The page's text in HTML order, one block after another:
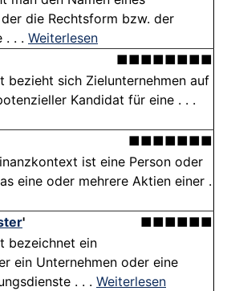
die Rechtsform bzw. der
. . . Weiterlesen
■■■■■■■■
bezieht sich Zielunternehmen auf
Kandidat für eine . . .
■■■■■■■
ist eine Person oder
eine oder mehrere Aktien einer .
'
■■■■■■
bezeichnet ein
ein Unternehmen oder eine
. . . Weiterlesen